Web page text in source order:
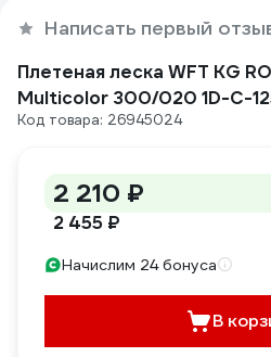
Написать первый
Плетеная леска WFT KG
Multicolor 300/020 1D-C-
Код товара: 26945024
2 210 ₽
2 455 ₽
Начислим 24 бонуса
В